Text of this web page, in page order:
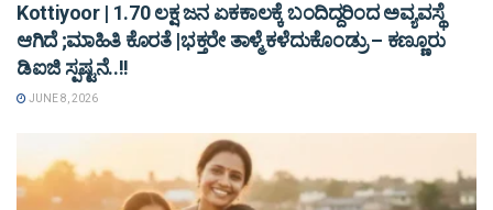
Kottiyoor | 1.70 ಲಕ್ಷ ಜನ ಏಕಕಾಲಕ್ಕೆ ಬಂದಿದ್ದರಿಂದ ಅವ್ಯವಸ್ಥೆ
ಆಗಿದೆ ;ಮಾಹಿತಿ ಕೊರತೆ |ಭಕ್ತರೇ ತಾಳ್ಮೆ ಕಳೆದುಕೊಂಡ್ರು – ಕಣ್ಣೂರು
ಡಿಐಜಿ ಸ್ಪಷ್ಟನೆ..!!
JUNE 8, 2026